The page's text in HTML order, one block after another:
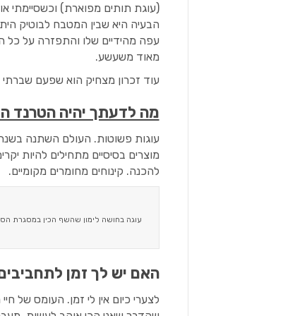
(עוגת תותים מפוארת) וכשסיימתי
הבעיה היא שבין המטבח לבוטיק
עפה מהידיים שלו והתפזרה על כל
מאוד משעשע.
עוד זכרון מצחיק הוא שפעם
מה לדעתך יהיה הטרנד
עוגות פשוטות. העולם השתנה
מוצרים בסיסיים מתחילים להיות
להכנה. קינוחים מחומרים מקומיים.
עוגה בחושה לימון שהשף הכין במסגרת
האם יש לך זמן
לצערי כיום אין לי זמן. העומס של